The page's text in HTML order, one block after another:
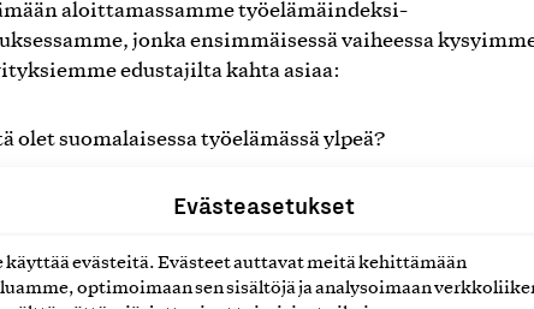
Evästeasetukset
käyttää evästeitä. Evästeet auttavat meitä kehittämään
optimoimaan sen sisältöjä ja analysoimaan
aloittamassamme työelämäindeksi-
jonka ensimmäisessä vaiheessa
edustajilta kahta asiaa:
olet suomalaisessa työelämässä ylpeä?
ja siitä puhuttaisiin positiivisempaan
vastasi lähes 500 henkeä. Vastaajat edustivat yritysten